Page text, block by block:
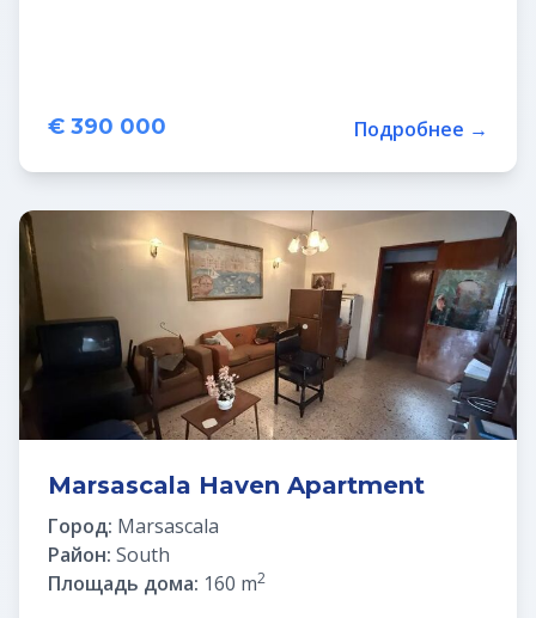
€ 390 000 Подробнее →
Marsascala Haven Apartment
Город: Marsascala
Район: South
Площадь дома: 160 m2